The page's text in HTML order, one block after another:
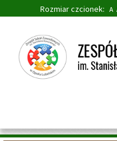
głównej
treści
wyszukiwarki
Rozmiar czcionek: A